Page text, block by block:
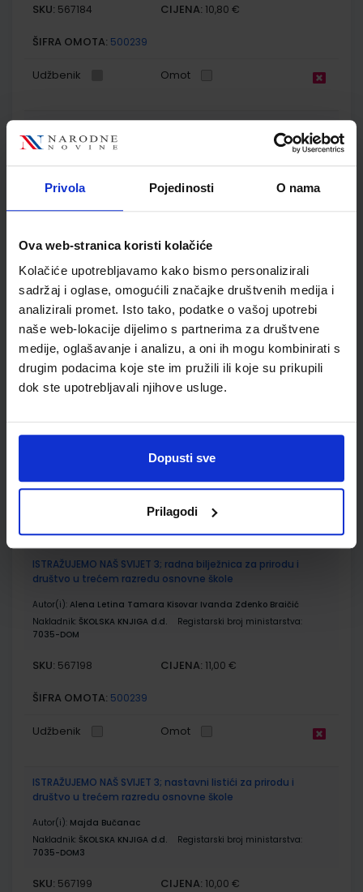
Privola Pojedinosti O nama
Ova web-stranica koristi kolačiće
Kolačiće upotrebljavamo kako bismo personalizirali
sadržaj i oglase, omogućili značajke društvenih medija i
analizirali promet. Isto tako, podatke o vašoj upotrebi
naše web-lokacije dijelimo s partnerima za društvene
medije, oglašavanje i analizu, a oni ih mogu kombinirati s
drugim podacima koje ste im pružili ili koje su prikupili
dok ste upotrebljavali njihove usluge.
Dopusti sve
Prilagodi
SKU: 567184 CIJENA: 10,80 €
ŠIFRA OMOTA: 500239
Udžbenik Omot
osnovne škole
Autor(i):Josipa Blagus Marijana Šundov Ana Budojević
Nakladnik:ŠKOLSKA KNJIGA d.d.
Registarski broj ministarstva:
Udžbenik Omot
ISTRAŽUJEMO NAŠ SVIJET 3; udžbenik za prirodu i društvo s
dodatnim digitalnim sadržajima u trećem razredu osnovne
škole
ŠIFRA OMOTA:500239
Omot
ISTRAŽUJEMO NAŠ SVIJET 3; radna bilježnica za prirodu i
društvo u trećem razredu osnovne škole
Autor(i): Alena Letina Tamara Kisovar Ivanda Zdenko Braičić
Nakladnik: ŠKOLSKA KNJIGA d.d.
Registarski broj ministarstva:
7035-DOM
SKU: 567198 CIJENA: 11,00 €
ŠIFRA OMOTA: 500239
Udžbenik Omot
ISTRAŽUJEMO NAŠ SVIJET 3; nastavni listići za prirodu i
društvo u trećem razredu osnovne škole
Autor(i): Majda Bučanac
Nakladnik: ŠKOLSKA KNJIGA d.d.
Registarski broj ministarstva:
7035-DOM3
SKU: 567199 CIJENA: 10,00 €